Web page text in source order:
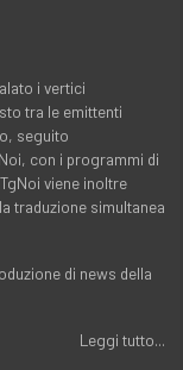
i vertici
tra le emittenti
seguito
con i programmi di
viene inoltre
traduzione simultanea
di news della
Leggi tutto...